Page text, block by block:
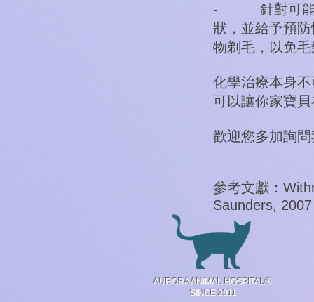
- 針對可能的
狀，並給予預
物剃毛，以免
化學治療本身
可以讓你家寶
歡迎您多加詢
參考文獻：
Saunders, 2007
AURORA ANIMAL HOSPITAL®
SINCE 2011